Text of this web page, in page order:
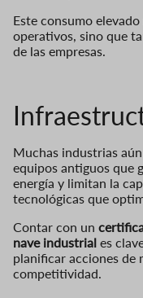
Este consumo
operativos, sino que
de las empresas.
Muchas industrias
equipos antiguos que
energía y limitan la
tecnológicas que
Contar con un
nave industrial es
planificar acciones de
competitividad.